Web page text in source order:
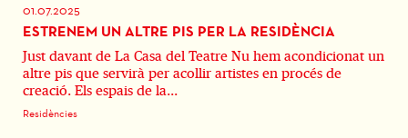
01.07.2025
ESTRENEM UN ALTRE PIS PER LA RESIDÈNCIA
Just davant de La Casa del Teatre Nu hem acondicionat un
altre pis que servirà per acollir artistes en procés de
creació. Els espais de la...
Residències